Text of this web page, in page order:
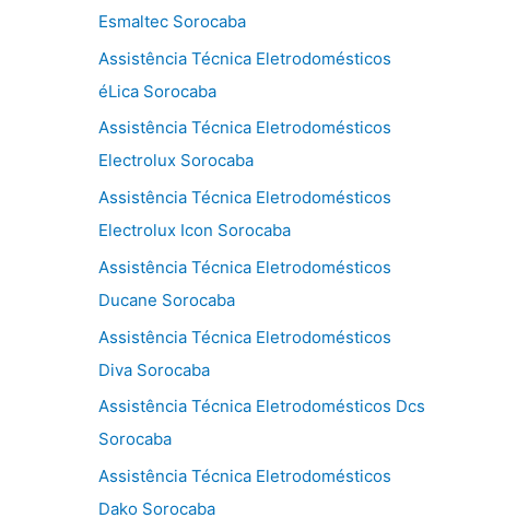
Esmaltec Sorocaba
Assistência Técnica Eletrodomésticos
éLica Sorocaba
Assistência Técnica Eletrodomésticos
Electrolux Sorocaba
Assistência Técnica Eletrodomésticos
Electrolux Icon Sorocaba
Assistência Técnica Eletrodomésticos
Ducane Sorocaba
Assistência Técnica Eletrodomésticos
Diva Sorocaba
Assistência Técnica Eletrodomésticos Dcs
Sorocaba
Assistência Técnica Eletrodomésticos
Dako Sorocaba